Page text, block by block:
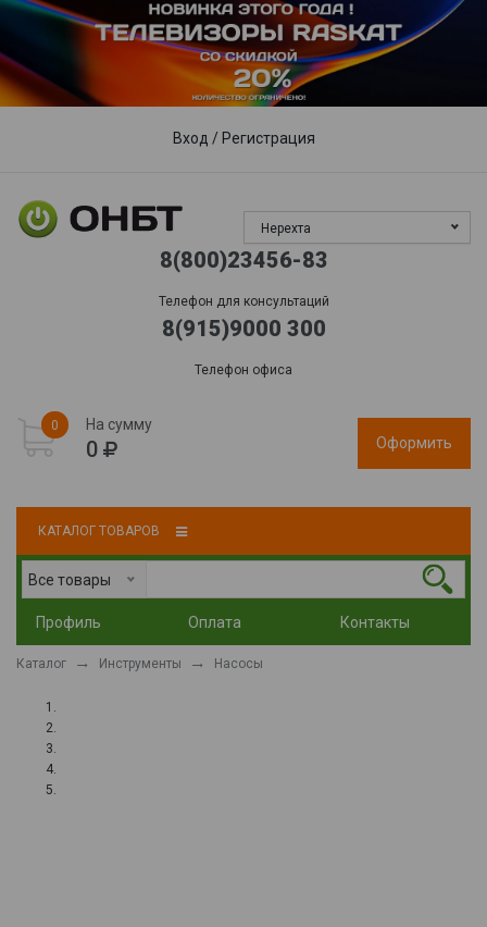
Пункты выдачи Доставка Гарантия, сервис
Обработка заказов:
пн-пт: 09:00 - 17:00,сб-вс: выходной
Вход / Регистрация
Нерехта
8(800)23456-83
Телефон для консультаций
8(915)9000 300
Телефон офиса
0 На сумму
0 Оформить
КАТАЛОГ ТОВАРОВ
Все товары
Профиль Оплата Контакты
Каталог Инструменты Насосы